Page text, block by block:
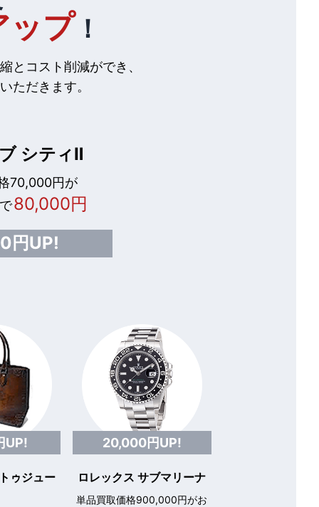
ップ ！
とコスト削減ができ、
ただきます。
シティⅡ
70,000円が
80,000円
円UP!
UP!
ゥジュー
20,000円UP!
ロレックス サブマリーナ
単品買取価格900,000円がお